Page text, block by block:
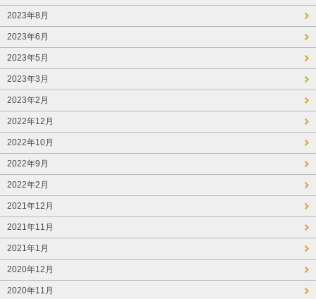
2023年8月
2023年6月
2023年5月
2023年3月
2023年2月
2022年12月
2022年10月
2022年9月
2022年2月
2021年12月
2021年11月
2021年1月
2020年12月
2020年11月